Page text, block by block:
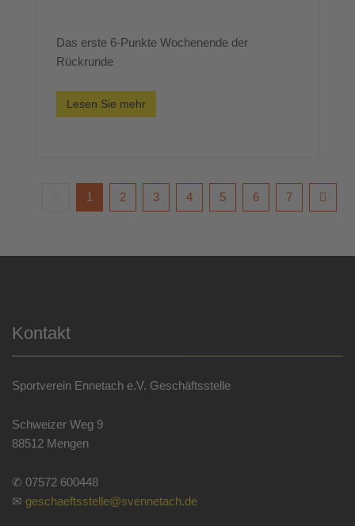
Das erste 6-Punkte Wochenende der
Rückrunde
Lesen Sie mehr
1 2 3 4 5 6 7
Kontakt
Sportverein Ennetach e.V. Geschäftsstelle
Schweizer Weg 9
88512 Mengen
✆ 07572 600448
✉ geschaeftsstelle@svennetach.de